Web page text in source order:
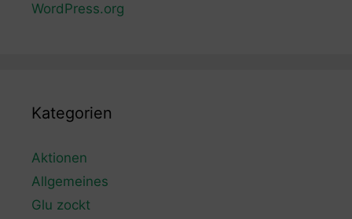
WordPress.org
Kategorien
Aktionen
Allgemeines
Glu zockt